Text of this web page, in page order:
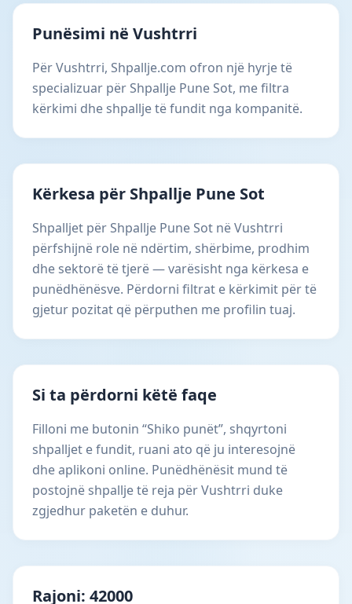
Punësimi në Vushtrri
Për Vushtrri, Shpallje.com ofron një hyrje të
specializuar për Shpallje Pune Sot, me filtra
kërkimi dhe shpallje të fundit nga kompanitë.
Kërkesa për Shpallje Pune Sot
Shpalljet për Shpallje Pune Sot në Vushtrri
përfshijnë role në ndërtim, shërbime, prodhim
dhe sektorë të tjerë — varësisht nga kërkesa e
punëdhënësve. Përdorni filtrat e kërkimit për të
gjetur pozitat që përputhen me profilin tuaj.
Si ta përdorni këtë faqe
Filloni me butonin “Shiko punët”, shqyrtoni
shpalljet e fundit, ruani ato që ju interesojnë
dhe aplikoni online. Punëdhënësit mund të
postojnë shpallje të reja për Vushtrri duke
zgjedhur paketën e duhur.
Rajoni: 42000